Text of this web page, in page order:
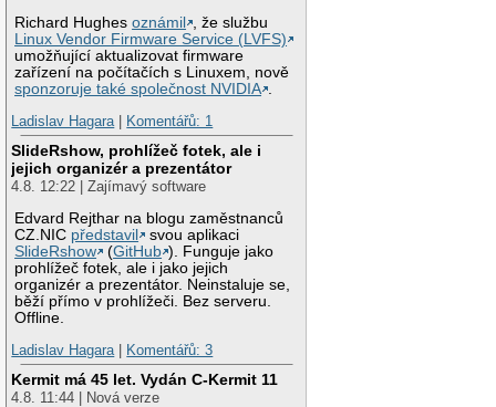
Richard Hughesoznámil
, že službu
Linux Vendor Firmware Service (LVFS)
umožňující aktualizovat firmware
zařízení na počítačích s Linuxem, nově
sponzoruje také společnost NVIDIA
Ladislav Hagara| Komentářů: 1
SlideRshow, prohlížeč fotek, ale i
jejich organizér a prezentátor
4.8. 12:22 | Zajímavý software
Edvard Rejthar na blogu zaměstnanců
CZ.NIC představil
svou aplikaci
SlideRshow
(GitHub ). Funguje jako
prohlížeč fotek, ale i jako jejich
organizér a prezentátor. Neinstaluje se,
běží přímo v prohlížeči. Bez serveru.
Offline.
Ladislav Hagara| Komentářů: 3
Kermit má 45 let. Vydán C-Kermit 11
4.8. 11:44 | Nová verze